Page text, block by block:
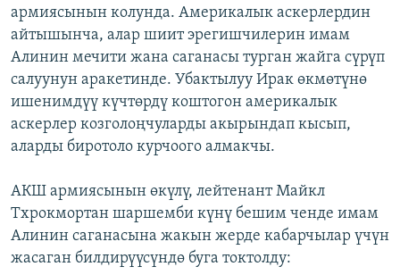
армиясынын колунда. Америкалык аскерлердин
айтышынча, алар шиит эрегишчилерин имам
Алинин мечити жана саганасы турган жайга сүрүп
салуунун аракетинде. Убактылуу Ирак өкмөтүнө
ишенимдүү күчтөрдү коштогон америкалык
аскерлер козголоңчуларды акырындап кысып,
аларды биротоло курчоого алмакчы.
АКШ армиясынын өкүлү, лейтенант Майкл
Тхрокмортан шаршемби күнү бешим ченде имам
Алинин саганасына жакын жерде кабарчылар үчүн
жасаган билдирүүсүндө буга токтолду: